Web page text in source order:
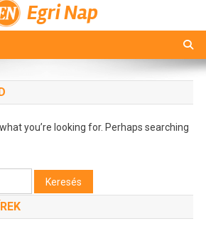
Egri Nap
you’re looking for. Perhaps searching